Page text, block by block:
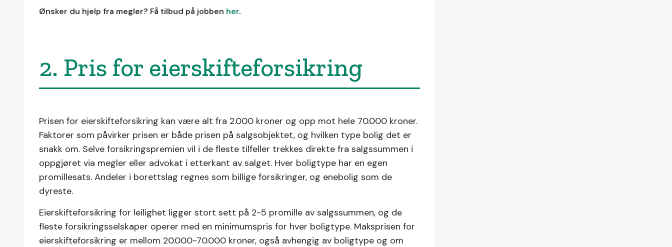
Ønsker du hjelp fra megler? Få tilbud på jobben her.
2. Pris for eierskifteforsikring
Prisen for eierskifteforsikring kan være alt fra 2.000 kroner og opp mot hele 70.000 kroner.
Faktorer som påvirker prisen er både prisen på salgsobjektet, og hvilken type bolig det er
snakk om. Selve forsikringspremien vil i de fleste tilfeller trekkes direkte fra salgssummen i
oppgjøret via megler eller advokat i etterkant av salget. Hver boligtype har en egen
promillesats. Andeler i borettslag regnes som billige forsikringer, og enebolig som de
dyreste.
Eierskifteforsikring for leilighet ligger stort sett på 2-5 promille av salgssummen, og de
fleste forsikringsselskaper operer med en minimumspris for hver boligtype. Maksprisen for
eierskifteforsikring er mellom 20.000-70.000 kroner, også avhengig av boligtype og om